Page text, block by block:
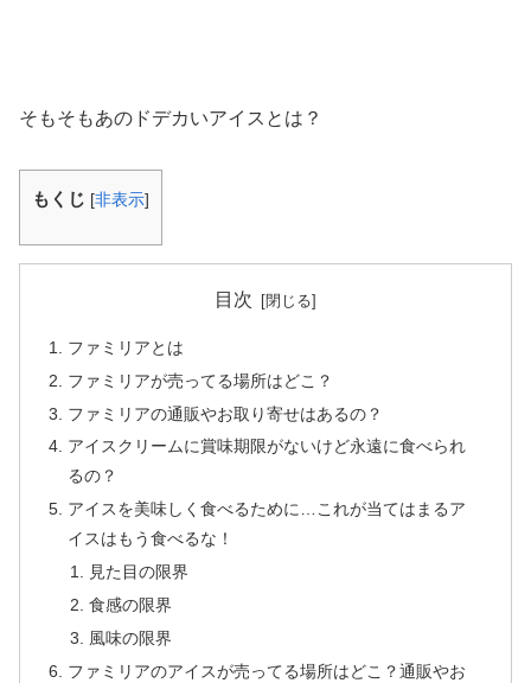
そもそもあのドデカいアイスとは？
もくじ [非表示]
目次
ファミリアとは
ファミリアが売ってる場所はどこ？
ファミリアの通販やお取り寄せはあるの？
アイスクリームに賞味期限がないけど永遠に食べられ
るの？
アイスを美味しく食べるために…これが当てはまるア
イスはもう食べるな！
見た目の限界
食感の限界
風味の限界
ファミリアのアイスが売ってる場所はどこ？通販やお